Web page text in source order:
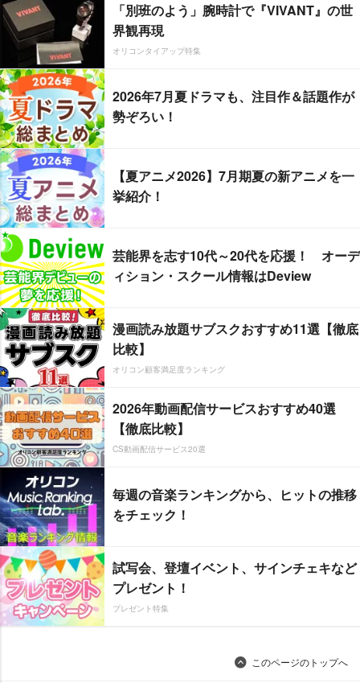
「別班のよう」腕時計で『VIVANT』の世
界観再現
オリコンタイアップ特集
2026年7月夏ドラマも、注目作＆話題作が
勢ぞろい！
【夏アニメ2026】7月期夏の新アニメを一
挙紹介！
芸能界を志す10代～20代を応援！ オーデ
ィション・スクール情報はDeview
漫画読み放題サブスクおすすめ11選【徹底
比較】
オリコン顧客満足度ランキング
2026年動画配信サービスおすすめ40選
【徹底比較】
CS動画配信サービス20選
毎週の音楽ランキングから、ヒットの推移
をチェック！
試写会、登壇イベント、サインチェキなど
プレゼント！
プレゼント特集
このページのトップへ